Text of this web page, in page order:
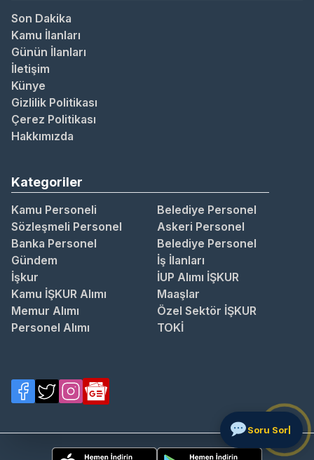
Son Dakika
Kamu İlanları
Günün İlanları
İletişim
Künye
Gizlilik Politikası
Çerez Politikası
Hakkımızda
Kategoriler
Kamu Personeli
Belediye Personel
Sözleşmeli Personel
Askeri Personel
Banka Personel
Belediye Personel
Gündem
İş İlanları
İşkur
İUP Alımı İŞKUR
Kamu İŞKUR Alımı
Maaşlar
Memur Alımı
Özel Sektör İŞKUR
Personel Alımı
TOKİ